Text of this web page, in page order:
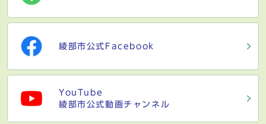
綾部市公式Facebook
YouTube
綾部市公式動画チャンネル